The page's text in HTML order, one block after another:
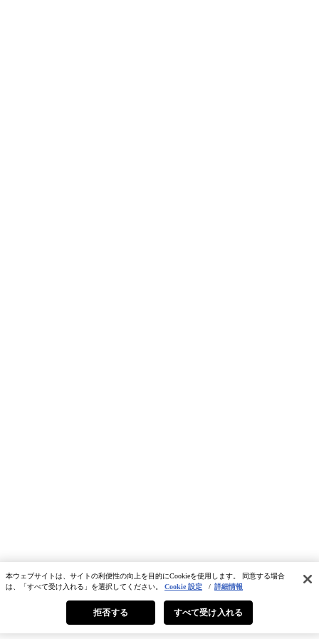
本ウェブサイトは、サイトの利便性の向上を目的にCookieを使用します。 同意する場合
は、「すべて受け入れる」を選択してください。 Cookie 設定 / 詳細情報
拒否する すべて受け入れる